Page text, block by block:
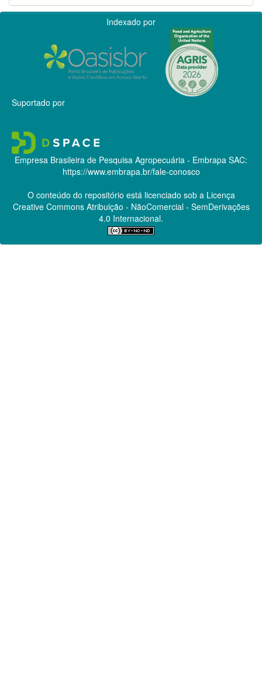
Indexado por
Suportado por
Empresa Brasileira de Pesquisa Agropecuária - Embrapa SAC:
https://www.embrapa.br/fale-conosco
O conteúdo do repositório está licenciado sob a Licença
Creative CommonsAtribuição - NãoComercial - SemDerivações
4.0 Internacional.